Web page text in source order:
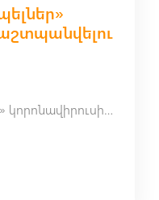
«Վիրուսային առասպելներ» կորոնավիրուսից պաշտպանվելու մասին